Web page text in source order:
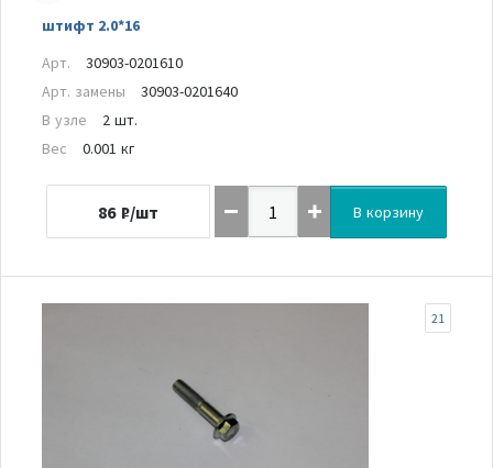
штифт 2.0*16
Арт.
30903-0201610
Арт. замены
30903-0201640
В узле
2 шт.
Вес
0.001 кг
86 ₽/шт В корзину
21